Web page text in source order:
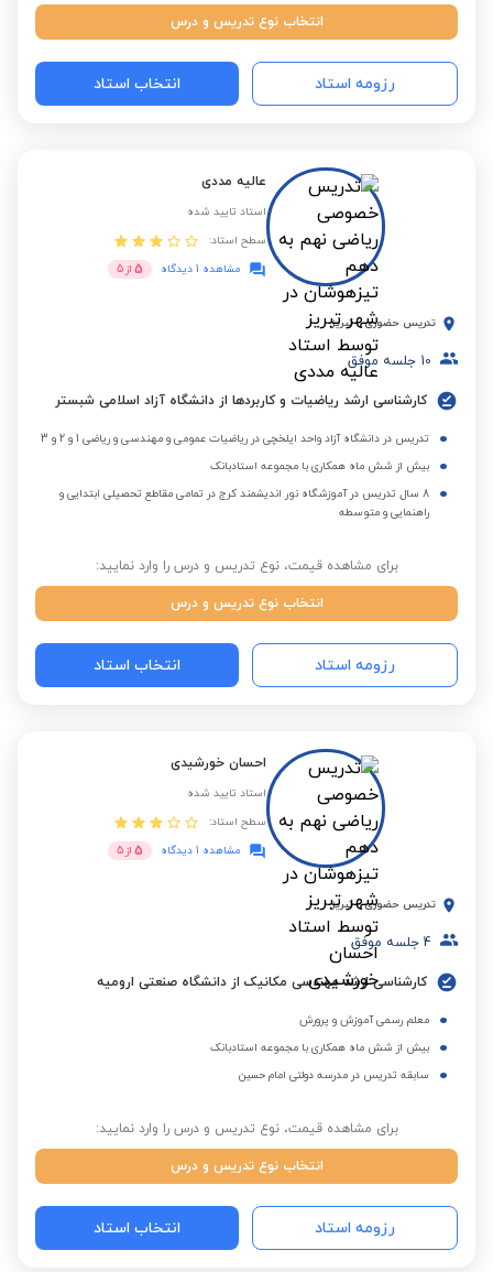
انتخاب نوع تدریس و درس
رزومه استاد انتخاب استاد
عالیه مددی
استاد تایید شده
سطح استاد:
مشاهده 1 دیدگاه
5 از 5
تدریس حضوری - تبریز
10 جلسه موفق
کارشناسی ارشد ریاضیات و کاربردها از دانشگاه آزاد اسلامی شبستر
تدریس در دانشگاه آزاد واحد ایلخچی در ریاضیات عمومی و مهندسی و ریاضی 1 و 2 و 3
بیش از شش ماه همکاری با مجموعه استادبانک
8 سال تدریس در آموزشگاه نور اندیشمند کرج در تمامی مقاطع تحصیلی ابتدایی و
راهنمایی و متوسطه
برای مشاهده قیمت، نوع تدریس و درس را وارد نمایید:
انتخاب نوع تدریس و درس
رزومه استاد انتخاب استاد
احسان خورشیدی
استاد تایید شده
سطح استاد:
مشاهده 1 دیدگاه
5 از 5
تدریس حضوری - تبریز
4 جلسه موفق
کارشناسی ارشد مهندسی مکانیک از دانشگاه صنعتی ارومیه
معلم رسمی آموزش و پرورش
بیش از شش ماه همکاری با مجموعه استادبانک
سابقه تدریس در مدرسه دولتی امام حسین
برای مشاهده قیمت، نوع تدریس و درس را وارد نمایید:
انتخاب نوع تدریس و درس
رزومه استاد انتخاب استاد